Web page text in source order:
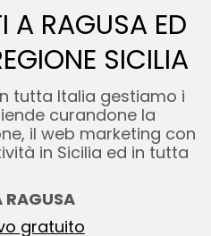
A RAGUSA ED
SICILIA
tutta Italia gestiamo i
curandone la
il web marketing con
in Sicilia ed in tutta
RAGUSA
gratuito